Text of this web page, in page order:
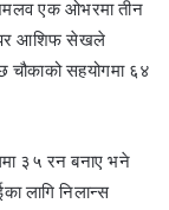
एक ओभरमा तीन
आशिफ सेखले
सहयोगमा ६४
३५ रन बनाए भने
लागि निलान्स